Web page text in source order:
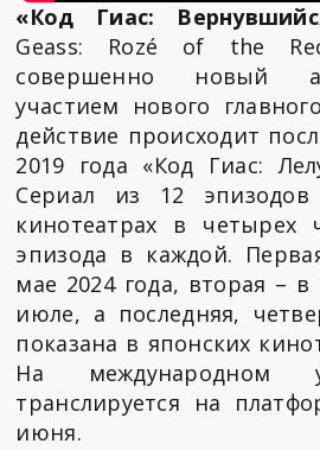
«Код Гиас:
Geass: Rozé of the
совершенно новый
участием нового
действие происходит
2019 года «Код Гиас:
Сериал из 12
кинотеатрах в четырех
эпизода в каждой.
мае 2024 года, вторая –
июле, а последняя,
показана в японских
На международном
транслируется на
июня.